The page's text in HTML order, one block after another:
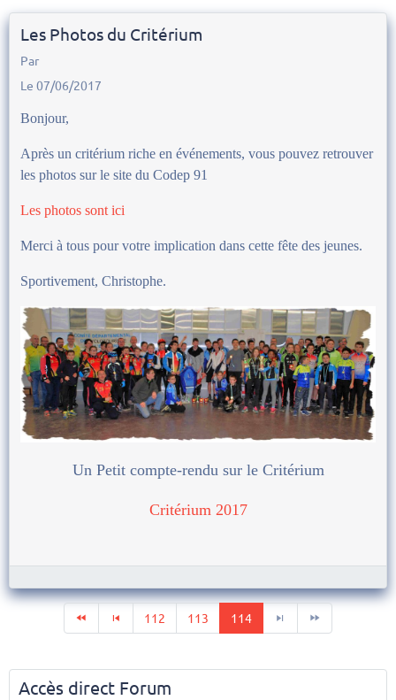
Les Photos du Critérium
Par
Le 07/06/2017
Bonjour,
Après un critérium riche en événements, vous pouvez retrouver
les photos sur le site du Codep 91
Les photos sont ici
Merci à tous pour votre implication dans cette fête des jeunes.
Sportivement, Christophe.
Un Petit compte-rendu sur le Critérium
Critérium 2017
112 113 114
Accès direct Forum